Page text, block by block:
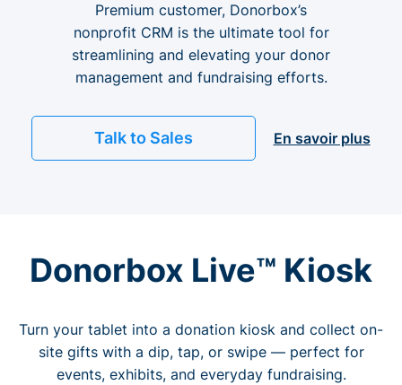
Premium customer, Donorbox’s
nonprofit CRM is the ultimate tool for
streamlining and elevating your donor
management and fundraising efforts.
Talk to Sales En savoir plus
Donorbox Live™ Kiosk
Turn your tablet into a donation kiosk and collect on-
site gifts with a dip, tap, or swipe — perfect for
events, exhibits, and everyday fundraising.